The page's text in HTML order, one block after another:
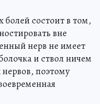
болей состоит в том,
вне
нерв не имеет
и ствол ничем
поэтому